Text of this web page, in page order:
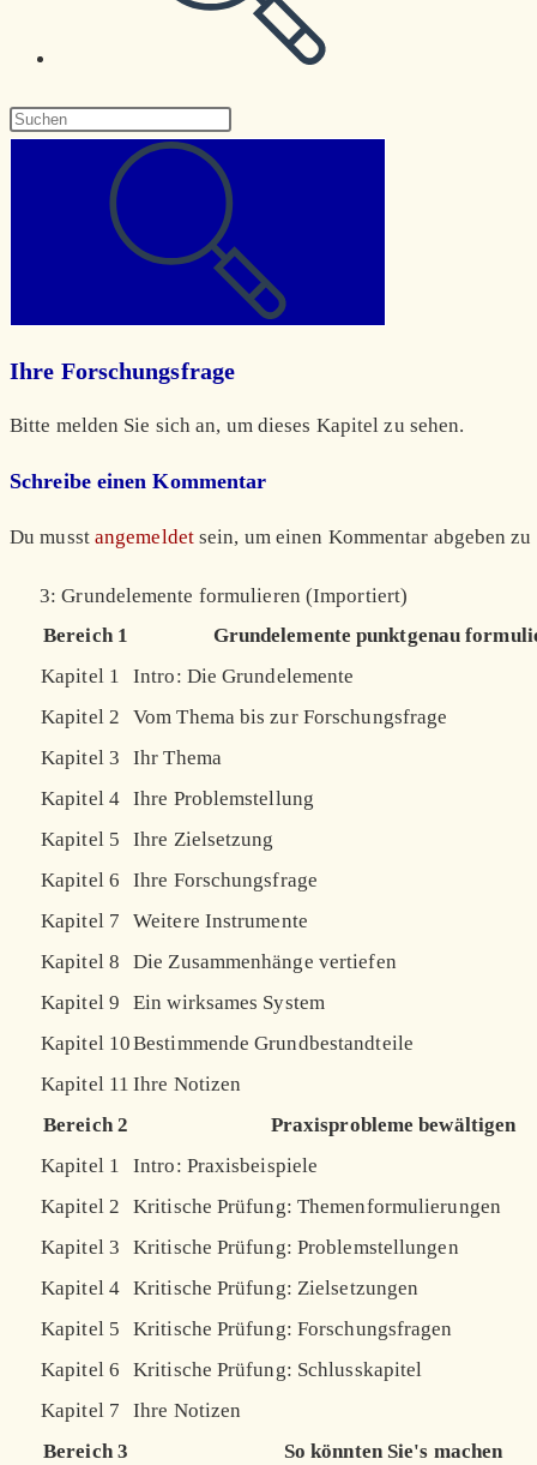
Diese
durchsuchen
Ihre Forschungsfrage
Bitte melden Sie sich an, um dieses Kapitel zu sehen.
Schreibe einen Kommentar
Du musst angemeldetsein, um einen Kommentar abgeben zu
3: Grundelemente formulieren (Importiert)
Bereich 1
Grundelemente punktgenau
Kapitel 1
Intro: Die Grundelemente
Kapitel 2
Vom Thema bis zur Forschungsfrage
Kapitel 3
Ihr Thema
Kapitel 4 Ihre Problemstellung
Kapitel 5
Ihre Zielsetzung
Kapitel 6
Ihre Forschungsfrage
Kapitel 7
Weitere Instrumente
Kapitel 8
Die Zusammenhänge vertiefen
Kapitel 9
Ein wirksames System
Kapitel 10Bestimmende Grundbestandteile
Kapitel 11 Ihre Notizen
Bereich 2
Praxisprobleme bewältigen
Kapitel 1
Intro: Praxisbeispiele
Kapitel 2
Kritische Prüfung: Themenformulierungen
Kapitel 3
Kritische Prüfung: Problemstellungen
Kapitel 4 Kritische Prüfung: Zielsetzungen
Kapitel 5
Kritische Prüfung: Forschungsfragen
Kapitel 6
Kritische Prüfung: Schlusskapitel
Kapitel 7
Ihre Notizen
Bereich 3
So könnten Sie's machen